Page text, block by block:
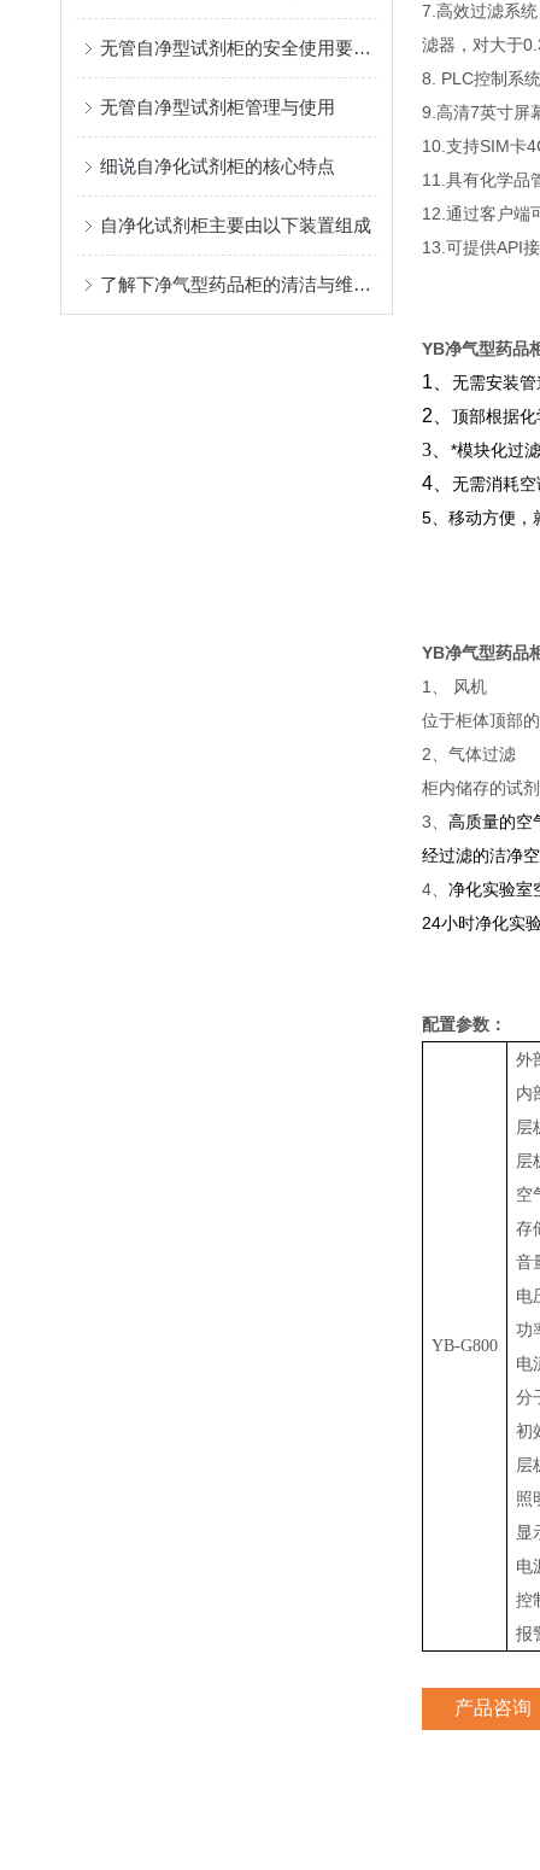
无管自净型试剂柜的安全使用要求介绍
无管自净型试剂柜管理与使用
细说自净化试剂柜的核心特点
自净化试剂柜主要由以下装置组成
了解下净气型药品柜的清洁与维护工作
7.高效过滤系
滤器，对大于
8. PLC控制系
9.高清7英寸屏
10.支持SIM卡
11.具有化学品
12.通过客户端
13.可提供API
YB净气型药品
1、 无需安装
2、 顶部根据
3、 *模块化过
4、 无需消耗
5、移动方便，
YB净气型药品
1、 风机
位于柜体顶部
2、气体过滤
柜内储存的试
3、 高质量的空
经过滤的洁净
4、 净化实验室
24小时净化实
配置参数：
YB-G800
外
内
层
层
空
存
音
电
功
电
分
初
层
照
显
电
控
报
产品咨询